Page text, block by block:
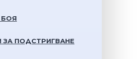
БОЯ
ПОДСТРИГВАНЕ